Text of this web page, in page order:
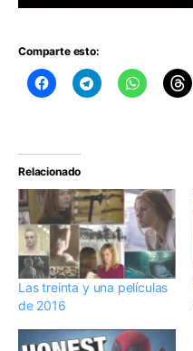
Comparte esto:
Relacionado
Las treinta y una películas
de 2016